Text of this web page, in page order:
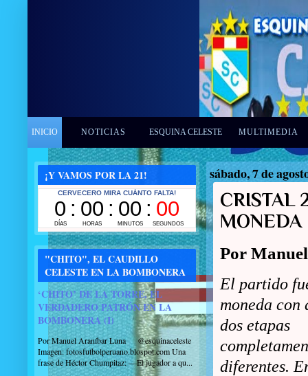
INICIO NOTICIAS ESQUINA CELESTE MULTIMEDIA
sábado, 7 de
CRISTAL
MONEDA
Por
El partido
moneda con
dos etapas
diferentes.
¡Y VAMOS POR LA 21!
"CHITO", EL CAUDILLO
CELESTE EN LA BOMBONERA
‘CHITO’ DE LA TORRE, EL
VERDADERO PATRÓN EN LA
BOMBONERA (I)
Por Manuel Araníbar Luna @esquinaceleste
Imagen: fotosfutbolperuano.blospot.com Una
frase de Héctor Chumpitaz: —El jugador a qu...